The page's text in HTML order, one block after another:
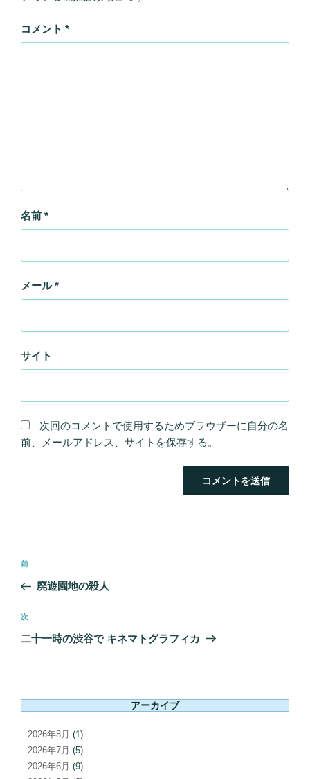
コメント *
名前 *
メール*
サイト
次回のコメントで使用するためブラウザーに自分の名
前、メールアドレス、サイトを保存する。
ナ
ビ
ー
ン
前
の
稿
前
廃遊園地の殺人
次
の
次
二十一時の渋谷で キネマトグラフィカ
アーカイブ
2026年8月 (1)
2026年7月 (5)
2026年6月 (9)